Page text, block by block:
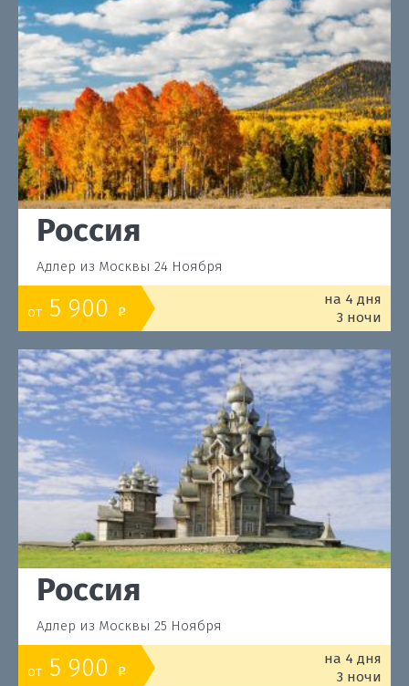
Россия
Адлер из Москвы 24 Ноября
от 5 900 o
на 4 дня
3 ночи
Россия
Адлер из Москвы 25 Ноября
от 5 900 o
на 4 дня
3 ночи